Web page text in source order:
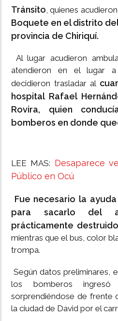
Tránsito, quienes
Boquete en el distrito
provincia de Chiriquí.
Al lugar acudieron
atendieron en el lugar
decidieron trasladar al
hospital Rafael
Rovira, quien
bomberos en donde
LEE MAS: Desaparece
Público en Ocú
Fue necesario la
para sacarlo del
prácticamente
mientras que el bus, color
trompa.
Según datos preliminares,
los bomberos
sorprendiéndose de frente
la ciudad de David por el